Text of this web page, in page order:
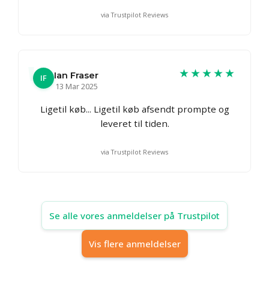
via Trustpilot Reviews
IF
Ian Fraser
13 Mar 2025
★★★★★
Ligetil køb... Ligetil køb afsendt prompte og
leveret til tiden.
via Trustpilot Reviews
Se alle vores anmeldelser på Trustpilot
Vis flere anmeldelser